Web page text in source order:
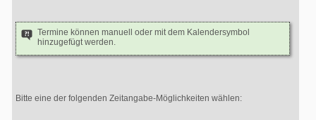
Termine können manuell oder mit dem Kalendersymbol
hinzugefügt werden.
Bitte eine der folgenden Zeitangabe-Möglichkeiten wählen: